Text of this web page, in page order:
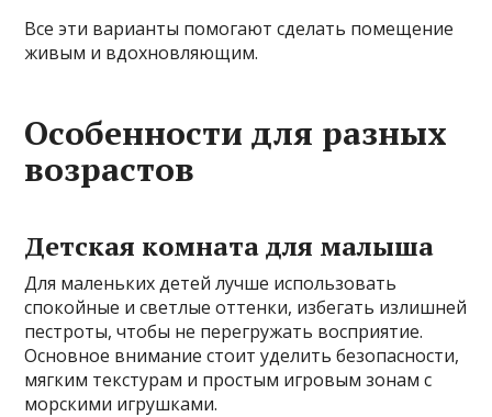
Все эти варианты помогают сделать помещение
живым и вдохновляющим.
Особенности для разных
возрастов
Детская комната для малыша
Для маленьких детей лучше использовать
спокойные и светлые оттенки, избегать излишней
пестроты, чтобы не перегружать восприятие.
Основное внимание стоит уделить безопасности,
мягким текстурам и простым игровым зонам с
морскими игрушками.